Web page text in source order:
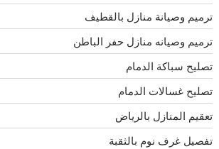
ترميم وصيانة منازل بالقطيف
ترميم وصيانه منازل حفر الباطن
تصليح سباكة الدمام
تصليح غسالات الدمام
تعقيم المنازل بالرياض
تفصيل غرف نوم بالثقبة